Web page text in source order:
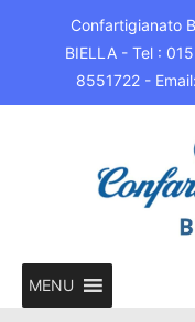
Confartigianato
BIELLA - Tel :
8551722 -
MENU